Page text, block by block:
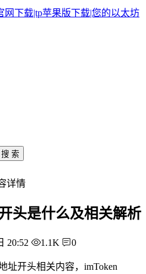
搜 索
详情
头是什么及相关解析
20:52 1.1K 0
址开头相关内容，imToken